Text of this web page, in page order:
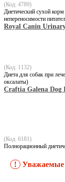
(Код: 4789)
Диетический сухой
непереносимости
Royal Canin
(Код: 1132)
Диета для собак при
оксалаты)
Craftia Galena Dog
(Код: 6181)
Полнорационный
! Уважаемые